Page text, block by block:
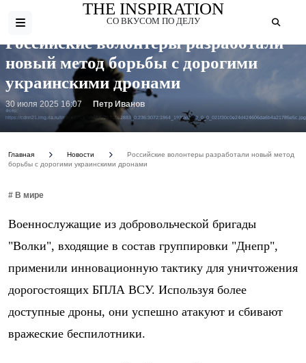
THE INSPIRATION
СО ВКУСОМ ПО ДЕЛУ
Фото:
https://cdnn21.img.ria.ru/images/07e9/06/05/2021062883_0:236:3072:1964_1920x0_80_0_0_021f30c0e24d424606da6b4a21785e5c.jpg
Российские волонтеры разработали
новый метод борьбы с дорогими
украинскими дронами
30 июля 2025 16:07 Петр Иванов
Главная Новости
Российские волонтеры разработали новый метод
борьбы с дорогими украинскими дронами
# В мире
Военнослужащие из добровольческой бригады
"Волки", входящие в состав группировки "Днепр",
применили инновационную тактику для уничтожения
дорогостоящих БПЛА ВСУ. Используя более
доступные дроны, они успешно атакуют и сбивают
вражеские беспилотники.